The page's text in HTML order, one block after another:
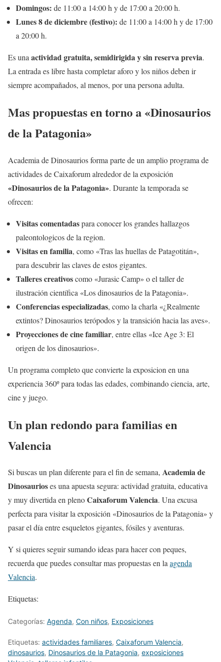
Domingos: de 11:00 a 14:00 h y de 17:00 a 20:00 h.
Lunes 8 de diciembre (festivo): de 11:00 a 14:00 h y de 17:00
a 20:00 h.
Es una actividad gratuita, semidirigida y sin reserva previa.
La entrada es libre hasta completar aforo y los niños deben ir
siempre acompañados, al menos, por una persona adulta.
Mas propuestas en torno a «Dinosaurios
de la Patagonia»
Academia de Dinosaurios forma parte de un amplio programa de
actividades de Caixaforum alrededor de la exposición
«Dinosaurios de la Patagonia». Durante la temporada se
ofrecen:
Visitas comentadaspara conocer los grandes hallazgos
paleontologicos de la region.
Visitas en familia, como «Tras las huellas de Patagotitán»,
para descubrir las claves de estos gigantes.
Talleres creativoscomo «Jurasic Camp» o el taller de
ilustración científica «Los dinosaurios de la Patagonia».
Conferencias especializadas, como la charla «¿Realmente
extintos? Dinosaurios terópodos y la transición hacia las aves».
Proyecciones de cine familiar, entre ellas «Ice Age 3: El
origen de los dinosaurios».
Un programa completo que convierte la exposicion en una
experiencia 360º para todas las edades, combinando ciencia, arte,
cine y juego.
Un plan redondo para familias en
Valencia
Si buscas un plan diferente para el fin de semana, Academia de
Dinosaurioses una apuesta segura: actividad gratuita, educativa
y muy divertida en plenoCaixaforum Valencia. Una excusa
perfecta para visitar la exposición «Dinosaurios de la Patagonia» y
pasar el día entre esqueletos gigantes, fósiles y aventuras.
Y si quieres seguir sumando ideas para hacer con peques,
recuerda que puedes consultar mas propuestas en laagenda
Valencia.
Etiquetas:
Categorías: Agenda, Con niños, Exposiciones
Etiquetas: actividades familiares, Caixaforum Valencia,
dinosaurios, Dinosaurios de la Patagonia, exposiciones